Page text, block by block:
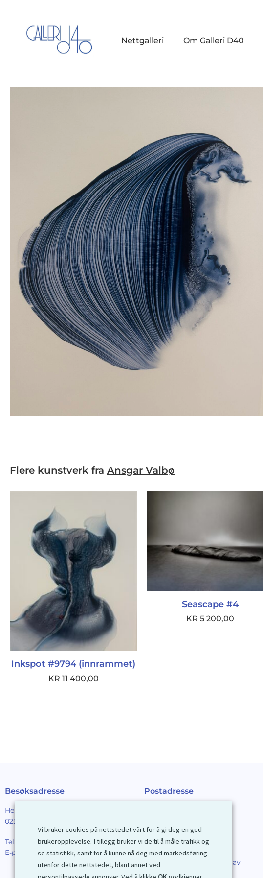
Nettgalleri Om Galleri D40
Flere kunstverk fra Ansgar Valbø
Inkspot #9794 (innrammet)
KR 11 400,00
Seascape #4
KR 5 200,00
Besøksadresse
Henrik Ibsens gt. 90
0255 Oslo
Tel:
22 44 85 86
E-post:
galleri@d40.no
Postadresse
0201 Oslo
Mobilnummer til sporing av
forsendelser: 91924069
Vi bruker cookies på nettstedet vårt for å gi deg en god
brukeropplevelse. I tillegg bruker vi de til å måle trafikk og
se statistikk, samt for å kunne nå deg med markedsføring
utenfor dette nettstedet, blant annet ved